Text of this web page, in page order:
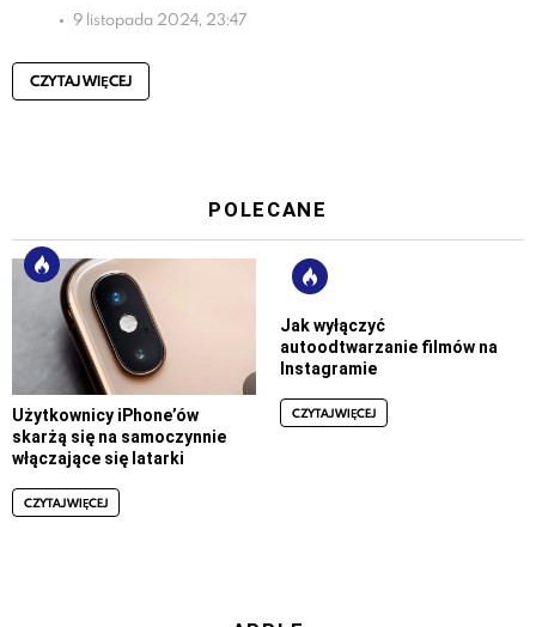
9 listopada 2024, 23:47
CZYTAJ WIĘCEJ
POLECANE
Użytkownicy iPhone’ów
skarżą się na samoczynnie
włączające się latarki
CZYTAJ WIĘCEJ
Jak wyłączyć
autoodtwarzanie filmów na
Instagramie
CZYTAJ WIĘCEJ